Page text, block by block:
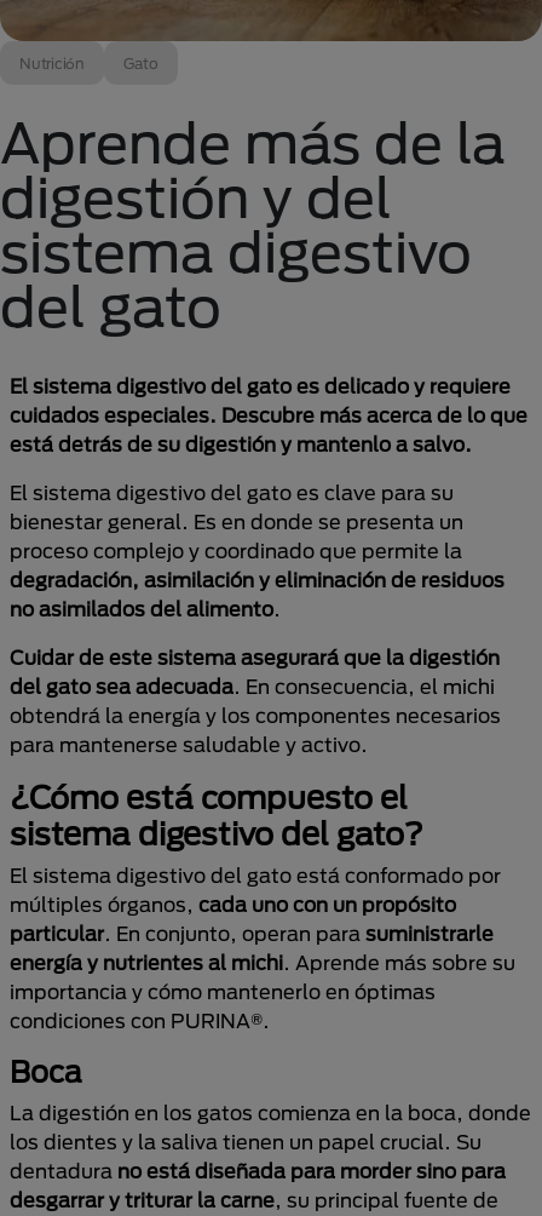
Nutrición Gato
Aprende más de la
digestión y del
sistema digestivo
del gato
El sistema digestivo del gato es delicado y requiere
cuidados especiales. Descubre más acerca de lo que
está detrás de su digestión y mantenlo a salvo.
El sistema digestivo del gato es clave para su
bienestar general. Es en donde se presenta un
proceso complejo y coordinado que permite la
degradación, asimilación y eliminación de residuos
no asimilados del alimento.
Cuidar de este sistema asegurará que la digestión
del gato sea adecuada. En consecuencia, el michi
obtendrá la energía y los componentes necesarios
para mantenerse saludable y activo.
¿Cómo está compuesto el
sistema digestivo del gato?
El sistema digestivo del gato está conformado por
múltiples órganos, cada uno con un propósito
particular. En conjunto, operan para suministrarle
energía y nutrientes al michi. Aprende más sobre su
importancia y cómo mantenerlo en óptimas
condiciones con PURINA®.
Boca
La digestión en los gatos comienza en la boca, donde
los dientes y la saliva tienen un papel crucial. Su
dentadura no está diseñada para morder sino para
desgarrar y triturar la carne, su principal fuente de